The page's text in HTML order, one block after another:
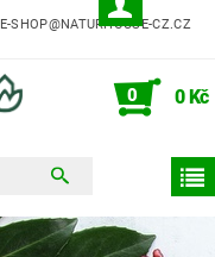
E-SHOP@NATURHOUSE-CZ.CZ
0 0 Kč